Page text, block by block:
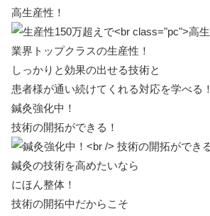
高生産性！
業界トップクラスの生産性！
しっかりと効果の出せる技術と
患者様が通い続けてくれる対応を学べる！
鍼灸強化中！
技術の開拓ができる！
鍼灸の技術を高めたいなら
にほん整体！
技術の開拓中だからこそ